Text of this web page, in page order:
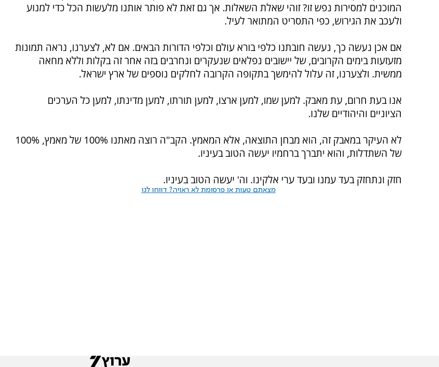
המוכנים למסירות נפש זו? זוהי שאלת השאלות. אך גם זאת לא פותר אותנו מלעשות הכל כדי למנוע
ולעכב את הגירוש, כפי התסריט המתואר לעיל.
אם אכן נעשה כך, נעשה חובתנו כלפי בורא עולם וכלפי הדורות הבאים. אם לא, לצערנו, נראה תמונות
מזעזעות בימים הקרובים, של יישובים נפלאים שנעקרים ונחרבים בזה אחר זה בקלות וללא מחאה
ממשית. ולצערנו, זה עלול להימשך בתקופה הקרובה לחלקים נוספים של ארץ ישראל.
אנו בעת חרום, עת מאבק. למען שמו, למען ארצו, למען תורתו, למען מדינתו, למען כל הערכים
הציוניים והיהודיים שלנו.
לא העיקר במאבק זה, הוא מבחן התוצאה, אלא המאמץ. הקב"ה רוצה מאתנו 100% של מאמץ, 100%
של השתדלות, והוא יתברך ברחמיו יעשה הטוב בעיניו.
חזק ונתחזק בעד עמנו ובעד ערי אלקינו. וה' יעשה הטוב בעיניו.
מצאתם טעות או פרסומת לא ראויה? דווחו לנו